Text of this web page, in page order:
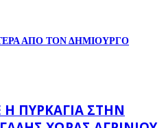
ΑΠΟ ΤΟΝ ΔΗΜΙΟΥΡΓΟ
ΠΥΡΚΑΓΙΆ ΣΤΗΝ